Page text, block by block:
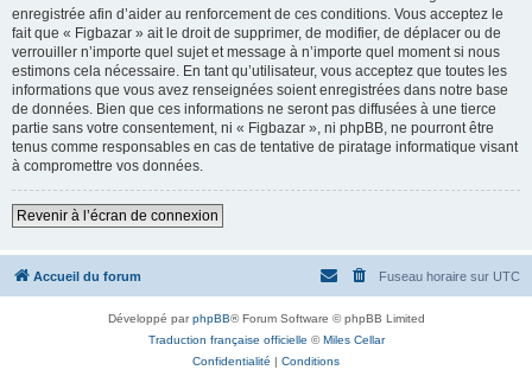
enregistrée afin d’aider au renforcement de ces conditions. Vous acceptez le
fait que « Figbazar » ait le droit de supprimer, de modifier, de déplacer ou de
verrouiller n’importe quel sujet et message à n’importe quel moment si nous
estimons cela nécessaire. En tant qu’utilisateur, vous acceptez que toutes les
informations que vous avez renseignées soient enregistrées dans notre base
de données. Bien que ces informations ne seront pas diffusées à une tierce
partie sans votre consentement, ni « Figbazar », ni phpBB, ne pourront être
tenus comme responsables en cas de tentative de piratage informatique visant
à compromettre vos données.
Revenir à l’écran de connexion
Accueil du forum Fuseau horaire sur UTC
Développé parphpBB® Forum Software © phpBB Limited
Traduction française officielle ©Miles Cellar
Confidentialité | Conditions